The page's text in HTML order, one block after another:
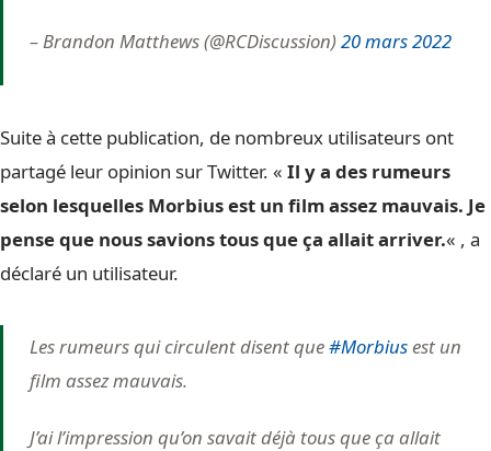
– Brandon Matthews (@RCDiscussion)20 mars 2022
Suite à cette publication, de nombreux utilisateurs ont
partagé leur opinion sur Twitter. « Il y a des rumeurs
selon lesquelles Morbius est un film assez mauvais. Je
pense que nous savions tous que ça allait arriver.« , a
déclaré un utilisateur.
Les rumeurs qui circulent disent que#Morbiusest un
film assez mauvais.
J’ai l’impression qu’on savait déjà tous que ça allait